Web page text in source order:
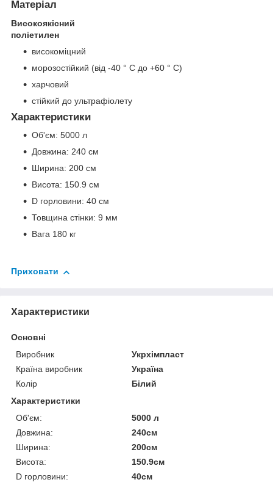
Матеріал
Високоякісний
поліетилен
високоміцний
морозостійкий (від -40 ° C до +60 ° С)
харчовий
стійкий до ультрафіолету
Характеристики
Об'єм: 5000 л
Довжина: 240 см
Ширина: 200 см
Висота: 150.9 см
D горловини: 40 см
Товщина стінки: 9 мм
Вага 180 кг
Приховати
Характеристики
Основні
Виробник
Укрхімпласт
Країна виробник
Україна
Колір
Білий
Характеристики
Об'єм:
5000 л
Довжина:
240см
Ширина:
200см
Висота:
150.9см
D горловини:
40см